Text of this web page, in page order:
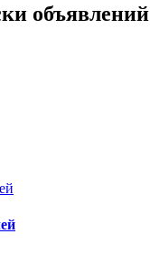
объявлений